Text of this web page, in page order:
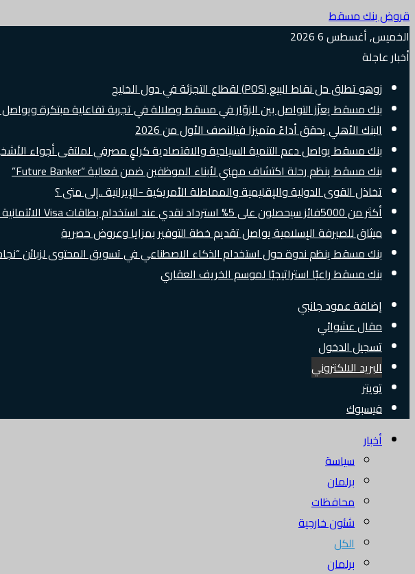
قروض بنك مسقط
الخميس, أغسطس 6 2026
أخبار عاجلة
زوهو تطلق حل نقاط البيع (POS) لقطاع التجزئة في دول الخليج
بنك مسقط يعزّز التواصل بين الزوّار في مسقط وصلالة في تجربة تفاعلية مبتكرة
البنك الأهلي يحقق أداءً متميزا فيالنصف الأول من 2026
بنك مسقط يواصل دعم التنمية السياحية والاقتصادية كراعٍ مصرفي لملتقى أجواء الأشخرة
بنك مسقط ينظم رحلة اكتشاف مهني لأبناء الموظفين ضمن فعالية “Future Banker”
تخاذل القوى الدولية والإقليمية والمماطلة الأمريكية -الإيرانية ..إلى متى ؟
أكثر من 5000فائز سيحصلون على 5% استرداد نقدي عند استخدام بطاقات Visa الائتمانية دوليًا
ميثاق للصيرفة الإسلامية يواصل تقديم خطة التوفير بمزايا وعروض حصرية
بنك مسقط ينظم ندوة حول استخدام الذكاء الاصطناعي في تسويق المحتوى لزبائن
بنك مسقط راعيًا استراتيجيًا لموسم الخريف العقاري
إضافة عمود جانبي
مقال عشوائي
تسجيل الدخول
البريد الالكتروني
تويتر
فيسبوك
أخبار
سياسة
برلمان
محافظات
شئون خارجية
الكل
برلمان